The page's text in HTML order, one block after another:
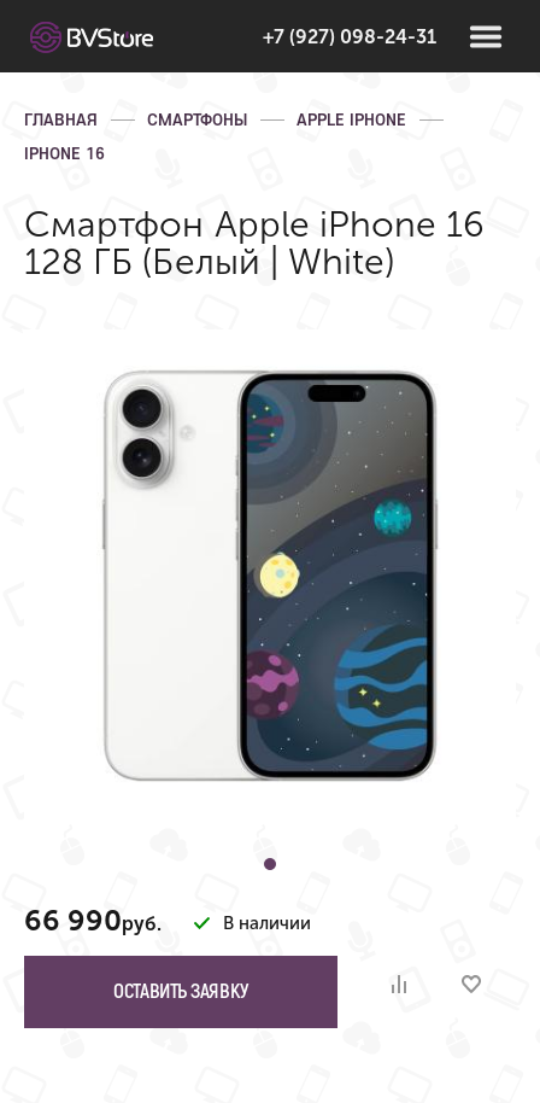
+7 (927) 098-24-31
ГЛАВНАЯ СМАРТФОНЫ
APPLE IPHONE
IPHONE 16
Смартфон Apple iPhone 16
128 ГБ (Белый | White)
66 990руб. В наличии
ОСТАВИТЬ ЗАЯВКУ